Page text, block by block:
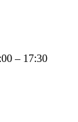
– 17:30